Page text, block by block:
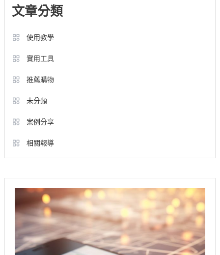
文章分類
使用教學
實用工具
推薦購物
未分類
案例分享
相關報導